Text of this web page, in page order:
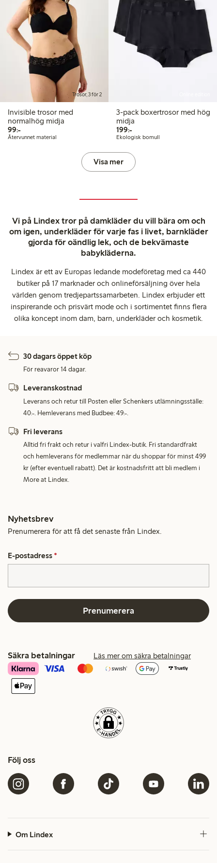
Trosor, 3 för 2
Invisible trosor med
normalhög midja
99:-99,00 kr
Återvunnet material
3-pack boxertrosor med hög
midja
199:-199,00 kr
Ekologisk bomull
Visa mer
Vi på Lindex tror på damkläder du vill bära om och
om igen, underkläder för varje fas i livet, barnkläder
gjorda för oändlig lek, och de bekvämaste
babykläderna.
Lindex är ett av Europas ledande modeföretag med ca 440
butiker på 17 marknader och onlineförsäljning över hela
världen genom tredjepartssamarbeten. Lindex erbjuder ett
inspirerande och prisvärt mode och i sortimentet finns flera
olika koncept inom dam, barn, underkläder och kosmetik.
30 dagars öppet köp
För reavaror 14 dagar.
Leveranskostnad
Leverans och retur till Posten eller Schenkers utlämningsställe:
40:-. Hemleverans med Budbee: 49:-.
Fri leverans
Alltid fri frakt och retur i valfri Lindex-butik. Fri standardfrakt
och hemleverans för medlemmar när du shoppar för minst 499
kr (efter eventuell rabatt). Det är kostnadsfritt att bli medlem i
More at Lindex.
Nyhetsbrev
Prenumerera för att få det senaste från Lindex.
E-postadress *
Prenumerera
Säkra betalningar Läs mer om säkra betalningar
Följ oss
Om Lindex